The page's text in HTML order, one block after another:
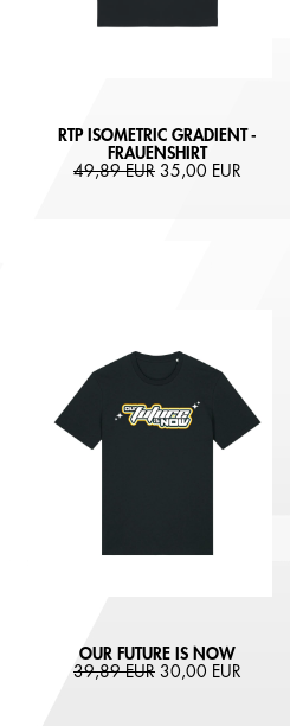
RTP ISOMETRIC GRADIENT -
FRAUENSHIRT
49,89 EUR 35,00 EUR
OUR FUTURE IS NOW
39,89 EUR 30,00 EUR